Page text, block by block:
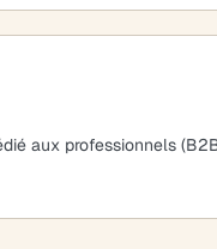
aux professionnels